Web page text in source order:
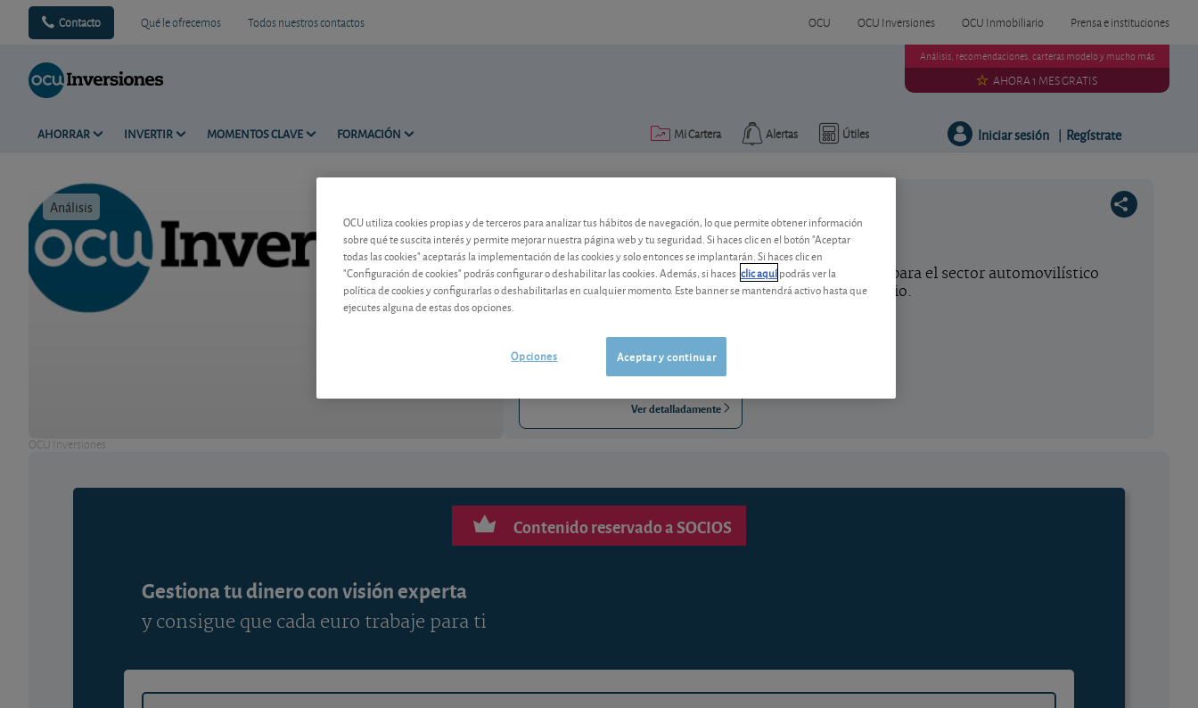
Contacto Qué le ofrecemos Todos nuestros contactos OCU OCU Inversiones OCU Inmobiliario Prensa e instituciones
AHORRAR INVERTIR MOMENTOS CLAVE FORMACIÓN Útiles
Alertas
Mi Cartera
Análisis, recomendaciones, carteras modelo y mucho más
AHORA 1 MES GRATIS
Iniciar sesión | Regístrate
Análisis
OCU Inversiones
Melexis cae con fuerza en 2018
La cotización de este fabricante de semiconductores para el sector automovilístico
pierde un tercio de su valor desde los máximos de junio.
07/08/2026 Bruselas
Ver detalladamente
Contenido reservado a SOCIOS
Gestiona tu dinero con visión experta
y consigue que cada euro trabaje para ti
OCU utiliza cookies propias y de terceros para analizar tus hábitos de navegación, lo que permite obtener información
sobre qué te suscita interés y permite mejorar nuestra página web y tu seguridad. Si haces clic en el botón "Aceptar
todas las cookies" aceptarás la implementación de las cookies y solo entonces se implantarán. Si haces clic en
"Configuración de cookies" podrás configurar o deshabilitar las cookies. Además, si haces clic aquípodrás ver la
política de cookies y configurarlas o deshabilitarlas en cualquier momento. Este banner se mantendrá activo hasta que
ejecutes alguna de estas dos opciones.
Aceptar y continuar
Opciones